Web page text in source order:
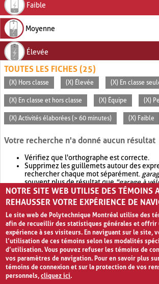
Faible
Moyenne
Élevée
TOUTES LES FICHES (25)
(X) Hors classe (X) Élevée (X) En classe
(X) En classe et hors classe (X) Équipe (X)
(X) Activités élaborées (> 60 minutes) (X) Faible
Votre recherche n'a donné aucun résultat
Vérifiez que l'orthographe est correcte.
Supprimez les guillemets autour des
rechercher chaque mot séparément.
souvent plus de résultat que"garage à
Envisagez d'élargir votre recherche avec
retournera souvent plus de résultat que
NOTRE SITE WEB UTILISE DES TÉMOINS
REHAUSSER VOTRE EXPÉRIENCE DE
Le site web de Polytechnique Montréal utilise des
afin de recueillir des statistiques générales et offrir
expérience à ses visiteurs. En naviguant sur le site,
l’utilisation de ces témoins selon les modalités
d’utilisation. Vous pouvez refuser les témoins de
vos paramètres de navigation. Pour en savoir plus
témoins de connexion et sur la protection de vos
personnels,cliquez ici.